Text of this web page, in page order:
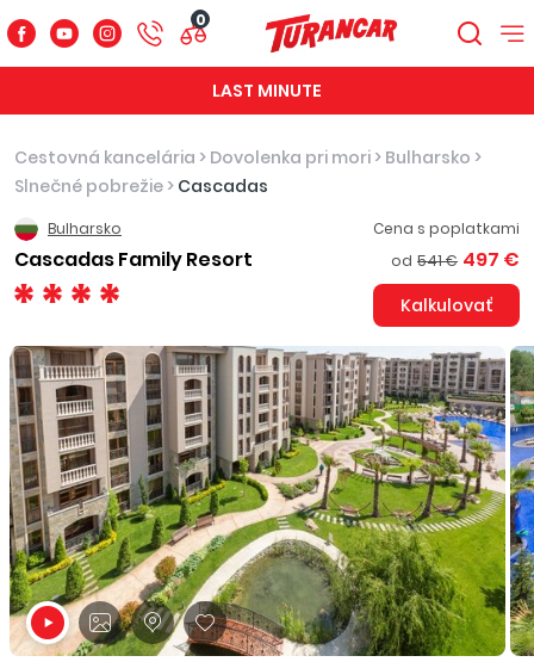
0
LAST MINUTE
Cestovná kancelária > Dovolenka pri mori > Bulharsko >
Slnečné pobrežie > Cascadas
Bulharsko
Cascadas Family Resort
Cena s poplatkami
od 541 € 497 €
Kalkulovať